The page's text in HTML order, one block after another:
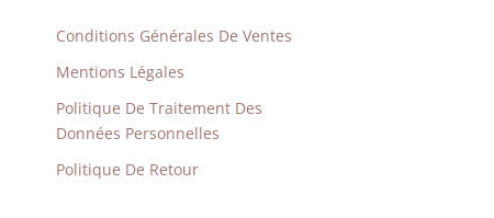
Conditions Générales De Ventes
Mentions Légales
Politique De Traitement Des
Données Personnelles
Politique De Retour